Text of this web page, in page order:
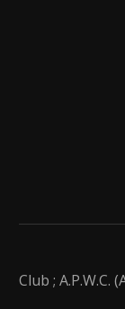
Club ;